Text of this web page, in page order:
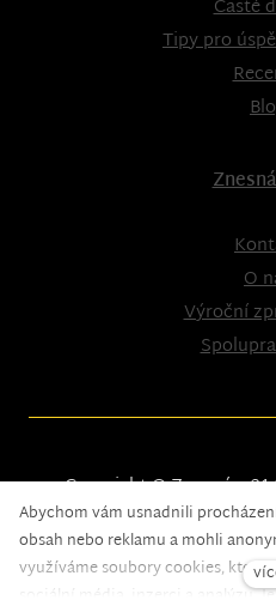
Časté
Tipy pro
O
Výroční
Copyright ©
Abychom vám usnadnili
obsah nebo reklamu a mohli
využíváme soubory cookies, které
sociální média, inzerci a analýzu.